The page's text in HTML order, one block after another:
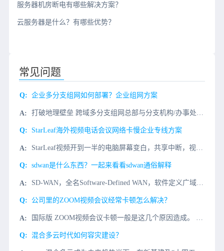
服务器机房断电有哪些解决方案？
云服务器是什么？有哪些优势？
常见问题
企业多分支组网如何部署？企业组网方案
StarLeaf海外视频电话会议网络卡慢企业专线方案
sdwan是什么东西？一起来看看sdwan通俗解释
SD-WAN，全名Software-Defined WAN，软件定义广域网。sdwan是什么东西？我们可以把它拆分成两部分来解释。WAN，就是Wide Area Network，广域网。WAN是广域网
公司里的ZOOM视频会议经常卡顿怎么解决？
混合多云时代如何容灾建设？